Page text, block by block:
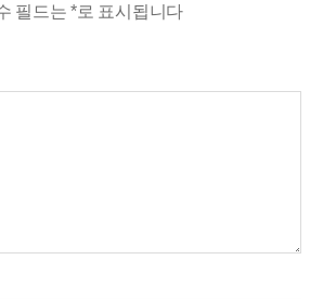
필드는*로 표시됩니다